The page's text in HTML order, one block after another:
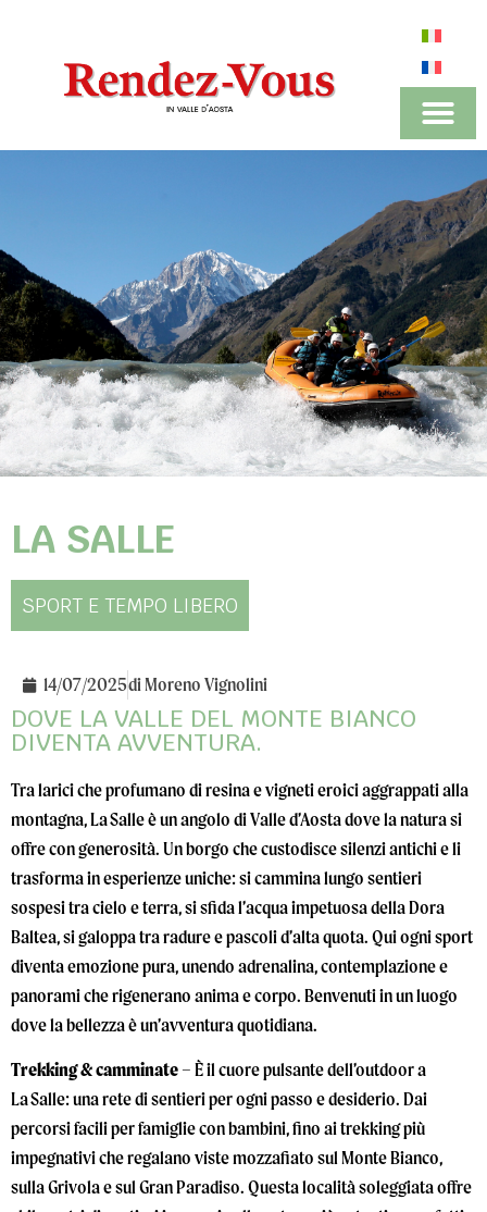
LA SALLE
SPORT E TEMPO LIBERO
14/07/2025diMoreno Vignolini
DOVE LA VALLE DEL MONTE BIANCO
DIVENTA AVVENTURA.
Tra larici che profumano di resina e vigneti eroici aggrappati alla
montagna, La Salle è un angolo di Valle d’Aosta dove la natura si
offre con generosità. Un borgo che custodisce silenzi antichi e li
trasforma in esperienze uniche: si cammina lungo sentieri
sospesi tra cielo e terra, si sfida l’acqua impetuosa della Dora
Baltea, si galoppa tra radure e pascoli d’alta quota. Qui ogni sport
diventa emozione pura, unendo adrenalina, contemplazione e
panorami che rigenerano anima e corpo. Benvenuti in un luogo
dove la bellezza è un’avventura quotidiana.
Trekking & camminate – È il cuore pulsante dell’outdoor a
La Salle: una rete di sentieri per ogni passo e desiderio. Dai
percorsi facili per famiglie con bambini, fino ai trekking più
impegnativi che regalano viste mozzafiato sul Monte Bianco,
sulla Grivola e sul Gran Paradiso. Questa località soleggiata offre